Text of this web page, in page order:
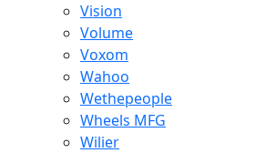
Vision
Volume
Voxom
Wahoo
Wethepeople
Wheels MFG
Wilier